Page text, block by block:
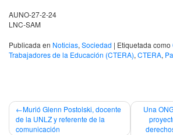
AUNO-27-2-24
LNC-SAM
Publicada en Noticias,Sociedad | Etiquetada como
Trabajadores de la Educación (CTERA),CTERA,
Navegación
de
Murió Glenn Postolski, docente
de la UNLZ y referente de la
comunicación
Una